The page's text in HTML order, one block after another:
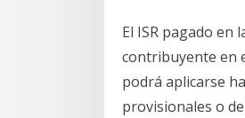
El ISR pagado en
contribuyente en
podrá aplicarse
provisionales o